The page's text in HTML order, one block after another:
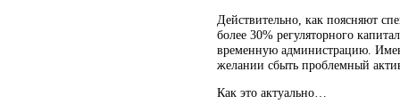
Действительно, как поясняют
более 30% регуляторного
временную администрацию.
желании сбыть проблемный
Как это актуально…